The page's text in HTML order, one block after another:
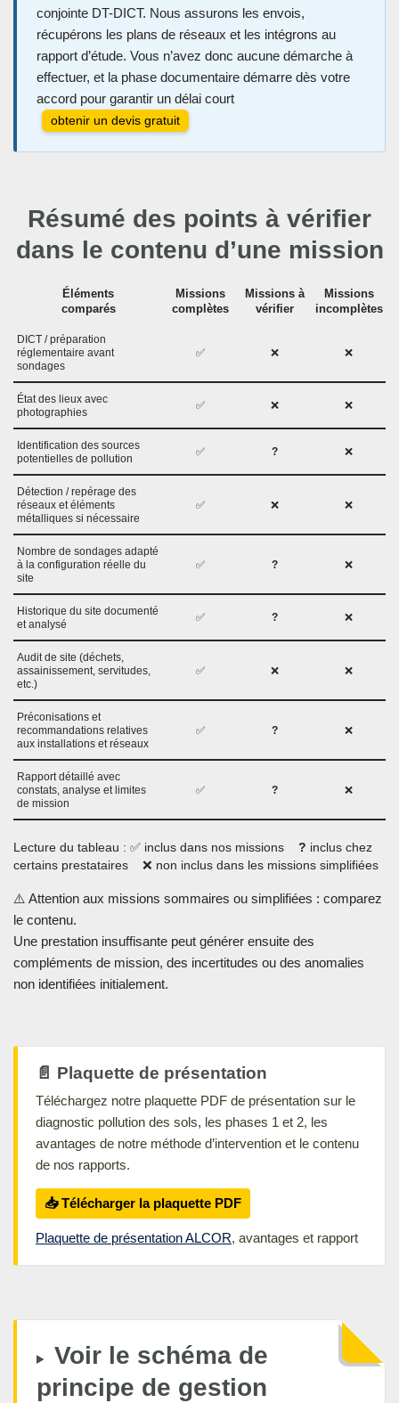
conjointe DT-DICT. Nous assurons les envois,
récupérons les plans de réseaux et les intégrons au
rapport d’étude. Vous n’avez donc aucune démarche à
effectuer, et la phase documentaire démarre dès votre
accord pour garantir un délai court
obtenir un devis gratuit
Résumé des points à vérifier
dans le contenu d’une mission
Éléments
comparés
Missions
complètes
Missions à
vérifier
Missions
incomplètes
DICT / préparation
réglementaire avant
sondages
✅ ❌ ❌
État des lieux avec
photographies
✅ ❌ ❌
Identification des sources
potentielles de pollution
✅ ? ❌
Détection / repérage des
réseaux et éléments
métalliques si nécessaire
✅ ❌ ❌
Nombre de sondages adapté
à la configuration réelle du
site
✅ ? ❌
Historique du site documenté
et analysé
✅ ? ❌
Audit de site (déchets,
assainissement, servitudes,
etc.)
✅ ❌ ❌
Préconisations et
recommandations relatives
aux installations et réseaux
✅ ? ❌
Rapport détaillé avec
constats, analyse et limites
de mission
✅ ? ❌
Lecture du tableau : ✅ inclus dans nos missions ? inclus chez
certains prestataires ❌ non inclus dans les missions simplifiées
⚠️ Attention aux missions sommaires ou simplifiées : comparez
le contenu.
Une prestation insuffisante peut générer ensuite des
compléments de mission, des incertitudes ou des anomalies
non identifiées initialement.
📄 Plaquette de présentation
Téléchargez notre plaquette PDF de présentation sur le
diagnostic pollution des sols, les phases 1 et 2, les
avantages de notre méthode d’intervention et le contenu
de nos rapports.
📥 Télécharger la plaquette PDF
Plaquette de présentation ALCOR, avantages et rapport
Voir le schéma de
principe de gestion